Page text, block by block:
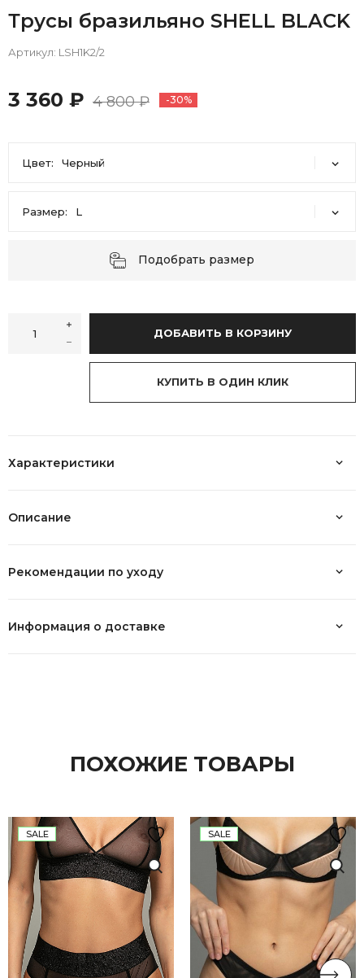
Трусы бразильяно SHELL BLACK
Артикул: LSH1K2/2
3 360 ₽ 4 800 ₽ -30%
Цвет: Черный
Размер: L
XXL Подобрать размер
ДОБАВИТЬ В КОРЗИНУ
КУПИТЬ В ОДИН КЛИК
Характеристики
Описание
Рекомендации по уходу
Информация о доставке
ПОХОЖИЕ ТОВАРЫ
SALE SALE